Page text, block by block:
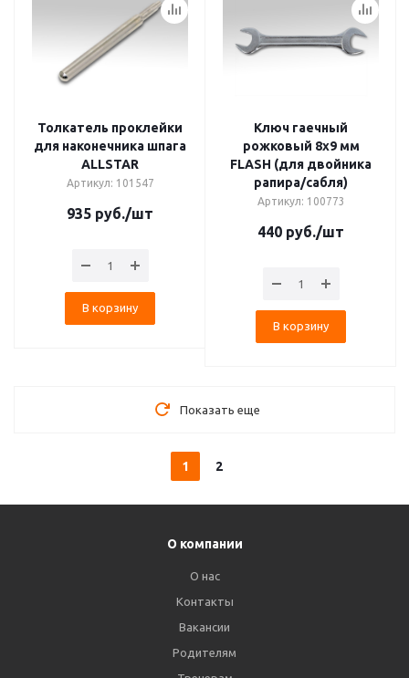
Толкатель проклейки
для наконечника шпага
ALLSTAR
Артикул: 101547
935 руб./шт
В корзину
Ключ гаечный
рожковый 8х9 мм
FLASH (для двойника
рапира/сабля)
Артикул: 100773
440 руб./шт
В корзину
Показать еще
1 2
О компании
О нас
Контакты
Вакансии
Родителям